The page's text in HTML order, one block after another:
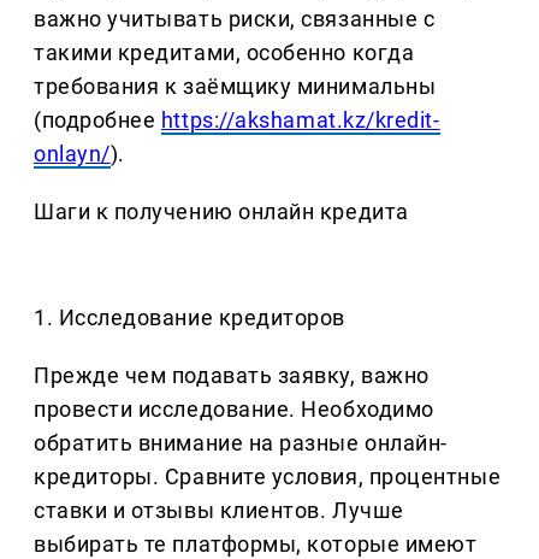
важно учитывать риски, связанные с
такими кредитами, особенно когда
требования к заёмщику минимальны
(подробнее https://akshamat.kz/kredit-
onlayn/).
Шаги к получению онлайн кредита
1. Исследование кредиторов
Прежде чем подавать заявку, важно
провести исследование. Необходимо
обратить внимание на разные онлайн-
кредиторы. Сравните условия, процентные
ставки и отзывы клиентов. Лучше
выбирать те платформы, которые имеют